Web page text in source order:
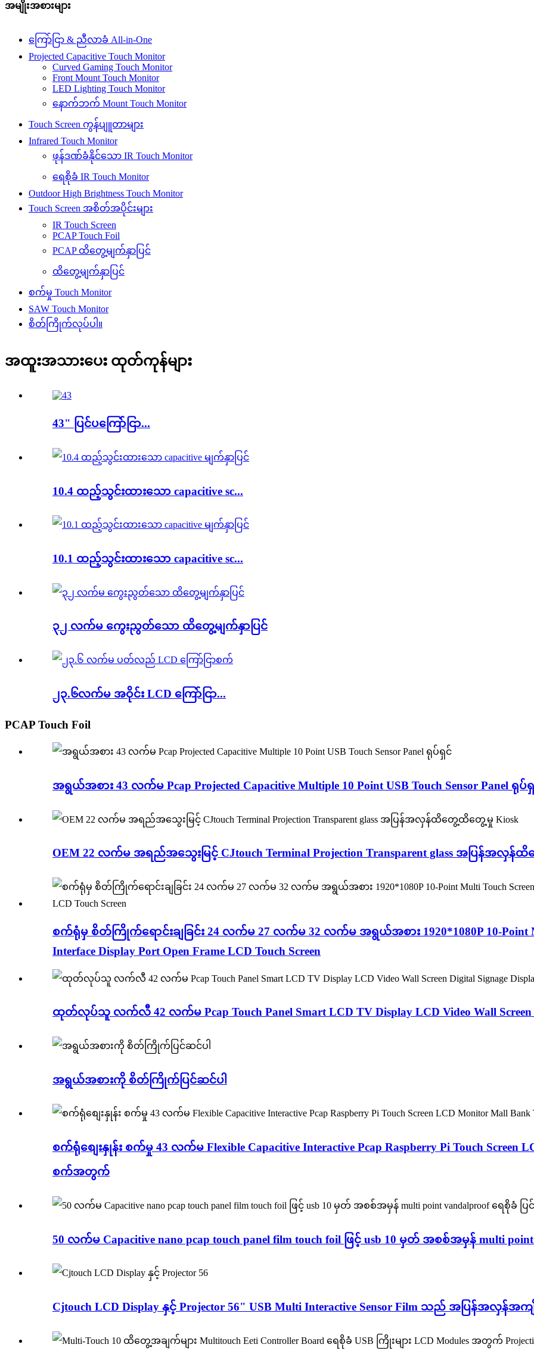
အမျိုးအစားများ
ကြော်ငြာ & ညီလာခံ All-in-One
Projected Capacitive Touch Monitor
Curved Gaming Touch Monitor
Front Mount Touch Monitor
LED Lighting Touch Monitor
နောက်ဘက် Mount Touch Monitor
Touch Screen ကွန်ပျူတာများ
Infrared Touch Monitor
ဖုန်ဒဏ်ခံနိုင်သော IR Touch Monitor
ရေစိုခံ IR Touch Monitor
Outdoor High Brightness Touch Monitor
Touch Screen အစိတ်အပိုင်းများ
IR Touch Screen
PCAP Touch Foil
PCAP ထိတွေ့မျက်နှာပြင်
ထိတွေ့မျက်နှာပြင်
စက်မှု Touch Monitor
SAW Touch Monitor
စိတ်ကြိုက်လုပ်ပါ။
အထူးအသားပေး ထုတ်ကုန်များ
43" ပြင်ပကြော်ငြာ...
10.4 ထည့်သွင်းထားသော capacitive sc...
10.1 ထည့်သွင်းထားသော capacitive sc...
၃၂ လက်မ ကွေးညွတ်သော ထိတွေ့မျက်နှာပြင်
၂၃.၆လက်မ အဝိုင်း LCD ကြော်ငြာ...
PCAP Touch Foil
အရွယ်အစား 43 လက်မ Pcap Projected Capacitive Multiple 10 Point USB Touch Sensor Panel ရုပ်
OEM 22 လက်မ အရည်အသွေးမြင့် CJtouch Terminal Projection Transparent glass အပြန်အလှ
စက်ရုံမှ စိတ်ကြိုက်ရောင်းချခြင်း 24 လက်မ 27 လက်မ 32 လက်မ အရွယ်အစား 1920*1080P 10-Point
Interface Display Port Open Frame LCD Touch Screen
ထုတ်လုပ်သူ လက်လီ 42 လက်မ Pcap Touch Panel Smart LCD TV Display LCD Video Wall Screen
အရွယ်အစားကို စိတ်ကြိုက်ပြင်ဆင်ပါ
စက်ရုံစျေးနှုန်း စက်မှု 43 လက်မ Flexible Capacitive Interactive Pcap Raspberry Pi Touch Screen
စက်အတွက်
50 လက်မ Capacitive nano pcap touch panel film touch foil ဖြင့် usb 10 မှတ် အစစ်အမှန် multi
Cjtouch LCD Display နှင့် Projector 56" USB Multi Interactive Sensor Film သည် အပြန်အလှန်အ